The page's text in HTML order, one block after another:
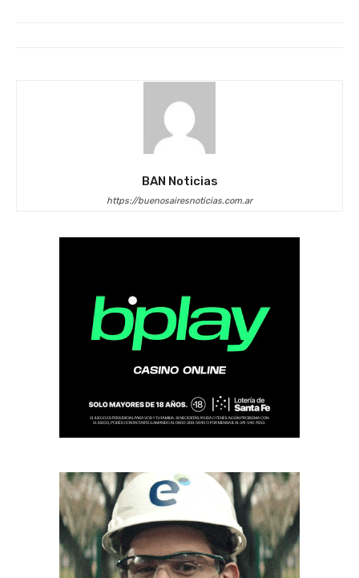
BAN Noticias
https://buenosairesnoticias.com.ar